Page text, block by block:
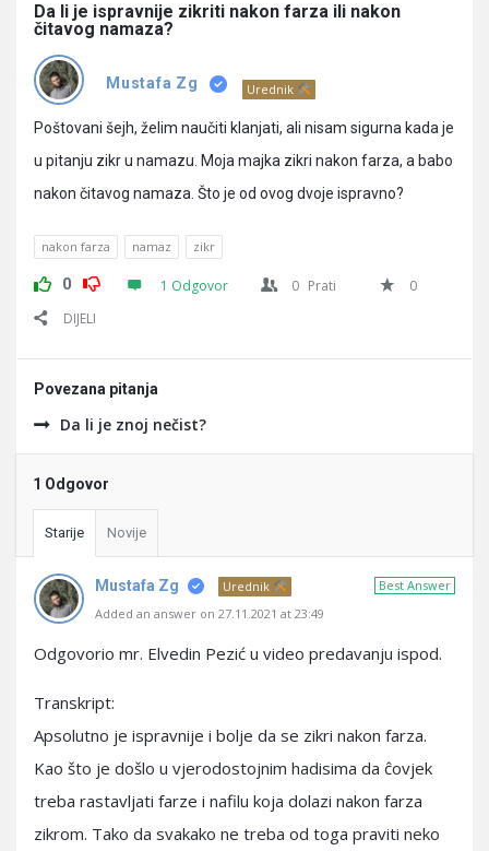
Latest
Pitanja
Da li je ispravnije zikriti nakon farza ili nakon
čitavog namaza?
Mustafa Zg Urednik
Poštovani šejh, želim naučiti klanjati, ali nisam sigurna kada je
u pitanju zikr u namazu. Moja majka zikri nakon farza, a babo
nakon čitavog namaza. Što je od ovog dvoje ispravno?
nakon farza namaz zikr
0 1 Odgovor 0 Prati
0
DIJELI
Povezana pitanja
Da li je znoj nečist?
1 Odgovor
Starije Novije
Best Answer
Mustafa Zg
Urednik
Added an answer on 27.11.2021 at 23:49
Odgovorio mr. Elvedin Pezić u video predavanju ispod.
Transkript:
Apsolutno je ispravnije i bolje da se zikri nakon farza.
Kao što je došlo u vjerodostojnim hadisima da ĉovjek
treba rastavljati farze i nafilu koja dolazi nakon farza
zikrom. Tako da svakako ne treba od toga praviti neko